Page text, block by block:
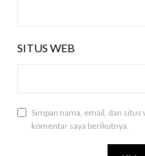
SITUS WEB
Simpan nama, email, dan
komentar saya berikutnya.